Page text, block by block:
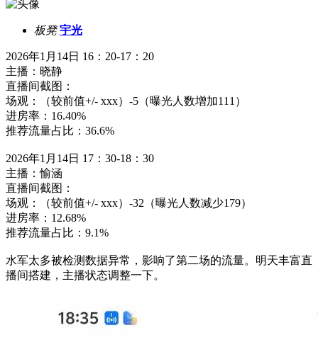
板凳 宇光
2026年1月14日 16：20-17：20
主播：晓静
直播间截图：
场观：（较前值+/- xxx）-5（曝光人数增加111）
进房率：16.40%
推荐流量占比：36.6%
2026年1月14日 17：30-18：30
主播：愉涵
直播间截图：
场观：（较前值+/- xxx）-32（曝光人数减少179）
进房率：12.68%
推荐流量占比：9.1%
水军太多被检测数据异常，影响了第二场的流量。明天丰富直
播间搭建，主播状态调整一下。